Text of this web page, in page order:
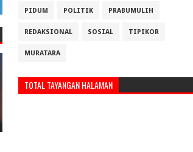
PIDUM POLITIK PRABUMULIH
REDAKSIONAL SOSIAL TIPIKOR
MURATARA
TOTAL TAYANGAN HALAMAN